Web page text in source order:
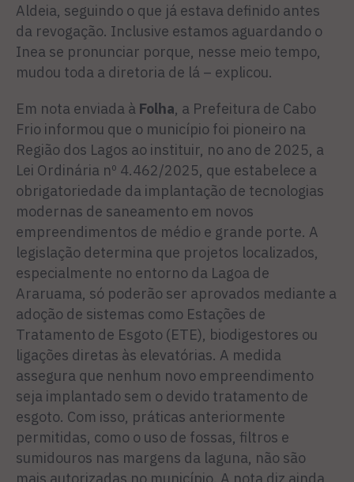
Aldeia, seguindo o que já estava definido antes
da revogação. Inclusive estamos aguardando o
Inea se pronunciar porque, nesse meio tempo,
mudou toda a diretoria de lá – explicou.
Em nota enviada à Folha , a Prefeitura de Cabo
Frio informou que o município foi pioneiro na
Região dos Lagos ao instituir, no ano de 2025, a
Lei Ordinária nº 4.462/2025, que estabelece a
obrigatoriedade da implantação de tecnologias
modernas de saneamento em novos
empreendimentos de médio e grande porte. A
legislação determina que projetos localizados,
especialmente no entorno da Lagoa de
Araruama, só poderão ser aprovados mediante a
adoção de sistemas como Estações de
Tratamento de Esgoto (ETE), biodigestores ou
ligações diretas às elevatórias. A medida
assegura que nenhum novo empreendimento
seja implantado sem o devido tratamento de
esgoto. Com isso, práticas anteriormente
permitidas, como o uso de fossas, filtros e
sumidouros nas margens da laguna, não são
mais autorizadas no município. A nota diz ainda